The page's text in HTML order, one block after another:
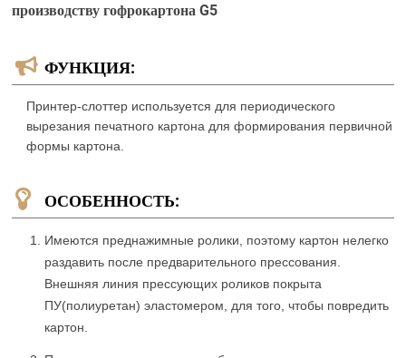
производству гофрокартона G5
ФУНКЦИЯ:
Принтер-слоттер используется для периодического
вырезания печатного картона для формирования первичной
формы картона.
ОСОБЕННОСТЬ:
Имеются преднажимные ролики, поэтому картон нелегко
раздавить после предварительного прессования.
Внешняя линия прессующих роликов покрыта
ПУ(полиуретан) эластомером, для того, чтобы повредить
картон.